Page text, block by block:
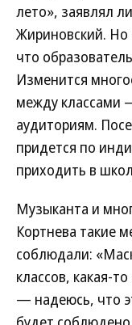
лето», заявлял
Жириновский.
что
Изменится
между классами
аудиториям.
придется по
приходить в
Музыканта и
Кортнева такие
соблюдали:
классов, какая-
— надеюсь, что